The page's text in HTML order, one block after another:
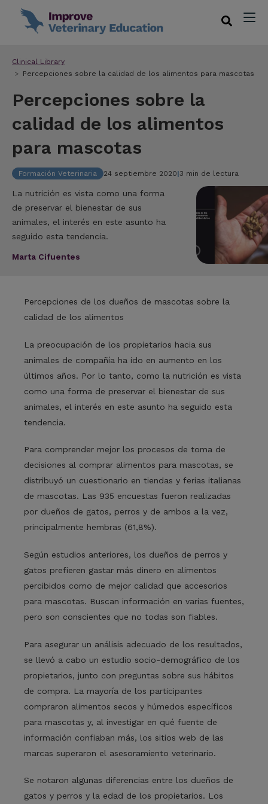
Clinical Library
Percepciones sobre la calidad de los alimentos para mascotas
Percepciones sobre la
calidad de los alimentos
para mascotas
Formación Veterinaria 24 septiembre 2020|3 min de lectura
La nutrición es vista como una forma
de preservar el bienestar de sus
animales, el interés en este asunto ha
seguido esta tendencia.
Marta Cifuentes
Percepciones de los dueños de mascotas sobre la
calidad de los alimentos
La preocupación de los propietarios hacia sus
animales de compañía ha ido en aumento en los
últimos años. Por lo tanto, como la nutrición es vista
como una forma de preservar el bienestar de sus
animales, el interés en este asunto ha seguido esta
tendencia.
Para comprender mejor los procesos de toma de
decisiones al comprar alimentos para mascotas, se
distribuyó un cuestionario en tiendas y ferias italianas
de mascotas. Las 935 encuestas fueron realizadas
por dueños de gatos, perros y de ambos a la vez,
principalmente hembras (61,8%).
Según estudios anteriores, los dueños de perros y
gatos prefieren gastar más dinero en alimentos
percibidos como de mejor calidad que accesorios
para mascotas. Buscan información en varias fuentes,
pero son conscientes que no todas son fiables.
Para asegurar un análisis adecuado de los resultados,
se llevó a cabo un estudio socio-demográfico de los
propietarios, junto con preguntas sobre sus hábitos
de compra. La mayoría de los participantes
compraron alimentos secos y húmedos específicos
para mascotas y, al investigar en qué fuente de
información confiaban más, los sitios web de las
marcas superaron el asesoramiento veterinario.
Se notaron algunas diferencias entre los dueños de
gatos y perros y la edad de los propietarios. Los